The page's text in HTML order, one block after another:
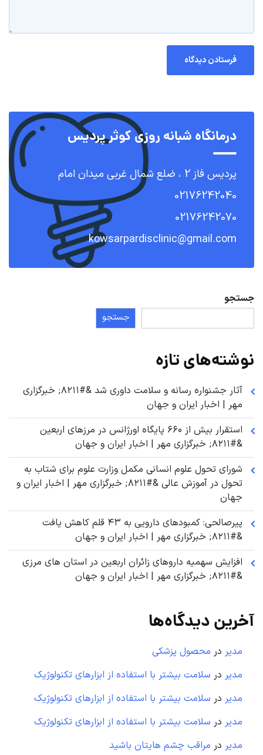
درمانگاه شبانه روزی کوثر پردیس
پردیس فاز 2 ، ضلع شمال غربی میدان امام
02176242040
02176242070
kowsarpardisclinic@gmail.com
جستجو
جستجو
نوشته‌های تازه
آثار جشنواره رسانه و سلامت داوری شد &#۸۲۱۱; خبرگزاری
مهر | اخبار ایران و جهان
استقرار بیش از ۶۶۰ پایگاه اورژانس در مرزهای اربعین
&#۸۲۱۱; خبرگزاری مهر | اخبار ایران و جهان
شورای تحول علوم انسانی مکمل وزارت علوم برای شتاب به
تحول در آموزش عالی &#۸۲۱۱; خبرگزاری مهر | اخبار ایران و
جهان
پیرصالحی: کمبودهای دارویی به ۴۳ قلم کاهش یافت
&#۸۲۱۱; خبرگزاری مهر | اخبار ایران و جهان
افزایش سهمیه داروهای زائران اربعین در استان های مرزی
&#۸۲۱۱; خبرگزاری مهر | اخبار ایران و جهان
آخرین دیدگاه‌ها
مدیر در محصول پزشکی
مدیر در سلامت بیشتر با استفاده از ابزارهای تکنولوژیک
مدیر در سلامت بیشتر با استفاده از ابزارهای تکنولوژیک
مدیر در سلامت بیشتر با استفاده از ابزارهای تکنولوژیک
مدیر در مراقب چشم هایتان باشید